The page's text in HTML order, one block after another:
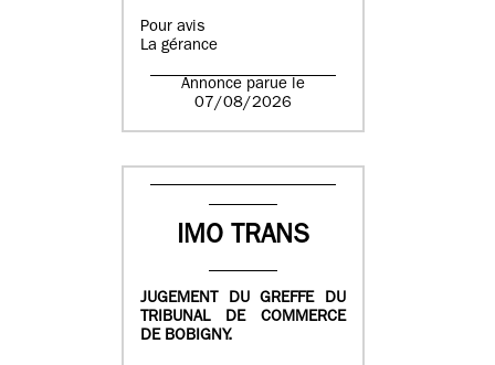
Pour avis
La gérance
Annonce parue le
07/08/2026
IMO TRANS
JUGEMENT DU GREFFE DU
TRIBUNAL DE COMMERCE
DE BOBIGNY.